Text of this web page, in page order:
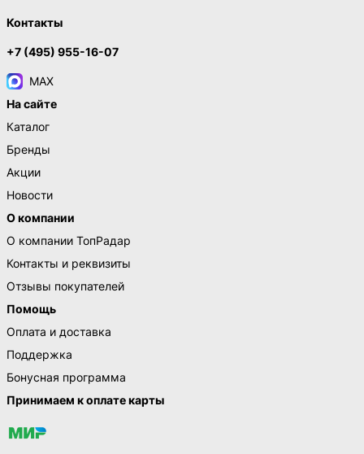
Контакты
+7 (495) 955-16-07
MAX
На сайте
Каталог
Бренды
Акции
Новости
О компании
О компании ТопРадар
Контакты и реквизиты
Отзывы покупателей
Помощь
Оплата и доставка
Поддержка
Бонусная программа
Принимаем к оплате карты